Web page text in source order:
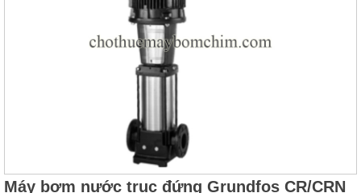
Máy bơm nước trục đứng Grundfos CR/CRN